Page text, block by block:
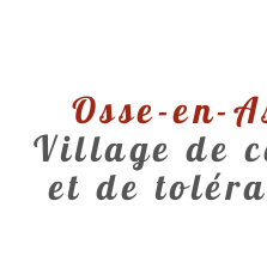
Osse-en-
Village de
et de